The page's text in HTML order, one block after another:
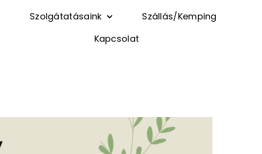
Szolgátatásaink
Szállás/Kemping
Kapcsolat